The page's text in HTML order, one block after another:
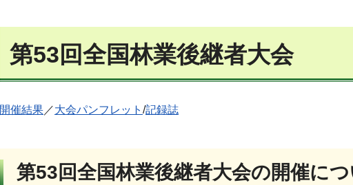
第53回全国林業後継者大会
開催結果 ／大会パンフレット /記録誌
第53回全国林業後継者大会の開催に